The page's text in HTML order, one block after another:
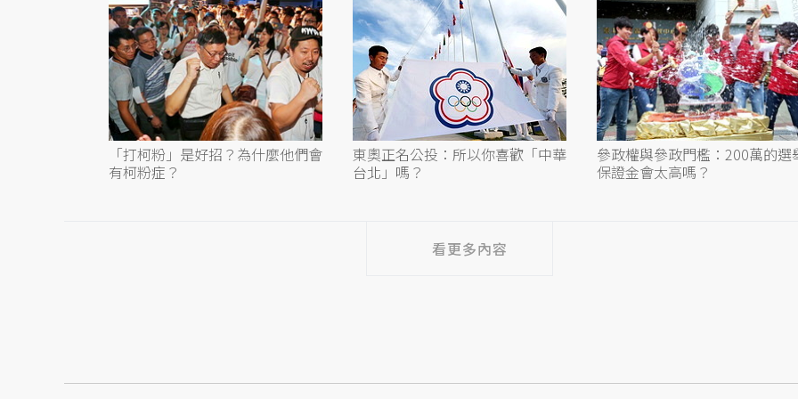
「打柯粉」是好招？為什麼他們會
有柯粉症？
東奧正名公投：所以你喜歡「中華
台北」嗎？
參政權與參政門檻：200萬的選
保證金會太高嗎？
看更多內容